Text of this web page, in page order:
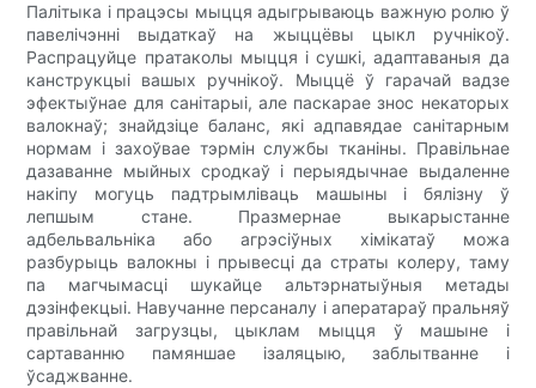
Палітыка і працэсы мыцця адыгрываюць важную ролю ў
павелічэнні выдаткаў на жыццёвы цыкл ручнікоў.
Распрацуйце пратаколы мыцця і сушкі, адаптаваныя да
канструкцыі вашых ручнікоў. Мыццё ў гарачай вадзе
эфектыўнае для санітарыі, але паскарае знос некаторых
валокнаў; знайдзіце баланс, які адпавядае санітарным
нормам і захоўвае тэрмін службы тканіны. Правільнае
дазаванне мыйных сродкаў і перыядычнае выдаленне
накіпу могуць падтрымліваць машыны і бялізну ў
лепшым стане. Празмернае выкарыстанне
адбельвальніка або агрэсіўных хімікатаў можа
разбурыць валокны і прывесці да страты колеру, таму
па магчымасці шукайце альтэрнатыўныя метады
дэзінфекцыі. Навучанне персаналу і аператараў пральняў
правільнай загрузцы, цыклам мыцця ў машыне і
сартаванню памяншае ізаляцыю, заблытванне і
ўсаджванне.